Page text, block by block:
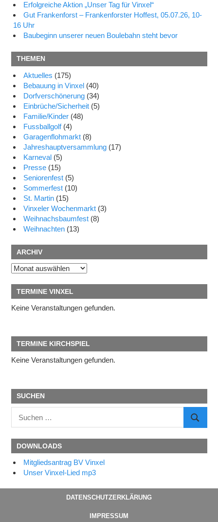
Erfolgreiche Aktion „Unser Tag für Vinxel“
Gut Frankenforst – Frankenforster Hoffest, 05.07.26, 10-
16 Uhr
Baubeginn unserer neuen Boulebahn steht bevor
THEMEN
Aktuelles (175)
Bebauung in Vinxel (40)
Dorfverschönerung (34)
Einbrüche/Sicherheit (5)
Familie/Kinder (48)
Fussballgolf(4)
Garagenflohmarkt (8)
Jahreshauptversammlung (17)
Karneval (5)
Presse (15)
Seniorenfest (5)
Sommerfest (10)
St. Martin (15)
Vinxeler Wochenmarkt (3)
Weihnachsbaumfest (8)
Weihnachten (13)
ARCHIV
Archiv
TERMINE VINXEL
Keine Veranstaltungen gefunden.
TERMINE KIRCHSPIEL
Keine Veranstaltungen gefunden.
SUCHEN
nach:
DOWNLOADS
Mitgliedsantrag BV Vinxel
Unser Vinxel-Lied mp3
DATENSCHUTZERKLÄRUNG
IMPRESSUM